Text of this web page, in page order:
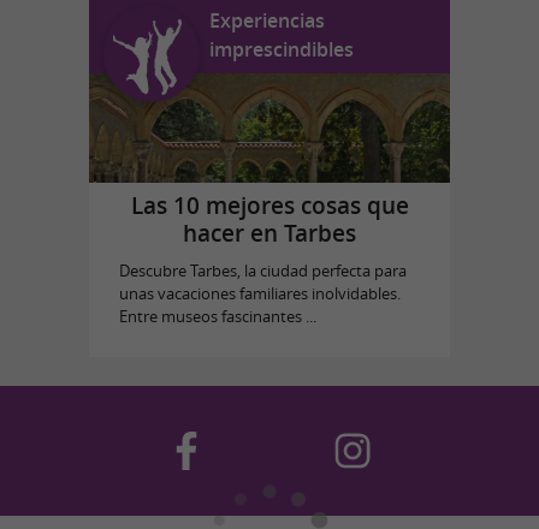
Experiencias
imprescindibles
Las 10 mejores cosas que
hacer en Tarbes
Descubre Tarbes, la ciudad perfecta para
unas vacaciones familiares inolvidables.
Entre museos fascinantes ...